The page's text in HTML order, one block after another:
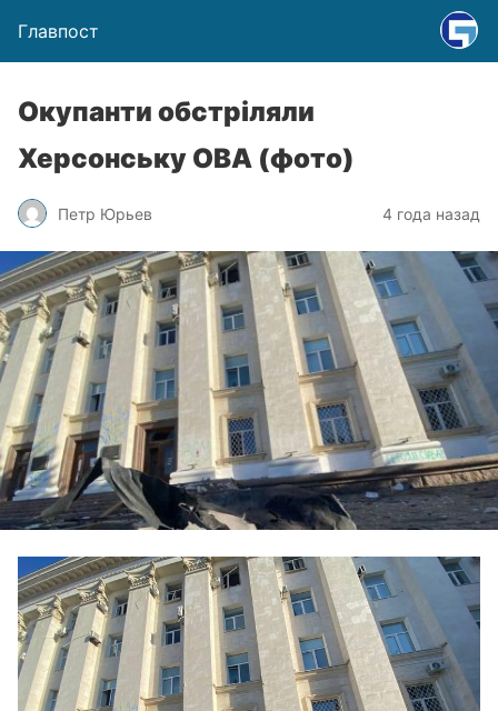
Главпост
Окупанти обстріляли
Херсонську ОВА (фото)
Петр Юрьев 4 года назад